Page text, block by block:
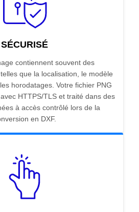
SÉCURISÉ
contiennent souvent des
que la localisation, le modèle
horodatages. Votre fichier PNG
HTTPS/TLS et traité dans des
à accès contrôlé lors de la
en DXF.